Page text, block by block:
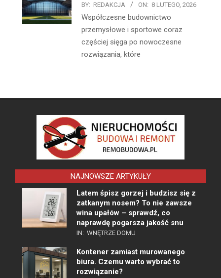
BY: REDAKCJA ON: 8 LUTEGO, 2026
Współczesne budownictwo
przemysłowe i sportowe coraz
częściej sięga po nowoczesne
rozwiązania, które
NAJNOWSZE ARTYKUŁY
Latem śpisz gorzej i budzisz się z
zatkanym nosem? To nie zawsze
wina upałów – sprawdź, co
naprawdę pogarsza jakość snu
IN: WNĘTRZE DOMU
Kontener zamiast murowanego
biura. Czemu warto wybrać to
rozwiązanie?